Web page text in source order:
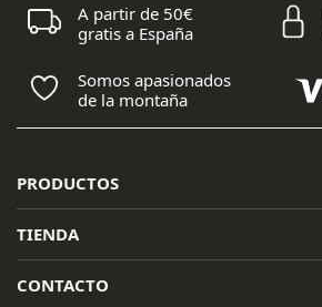
A partir de 50€
gratis a España
Somos apasionados
de la montaña
PRODUCTOS
TIENDA
CONTACTO